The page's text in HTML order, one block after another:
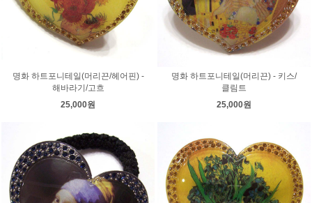
명화 하트포니테일(머리끈/헤어핀) -
해바라기/고흐
25,000원
명화 하트포니테일(머리끈) - 키스/
클림트
25,000원